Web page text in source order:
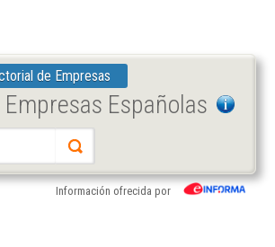
de Empresas
Españolas
Información ofrecida por